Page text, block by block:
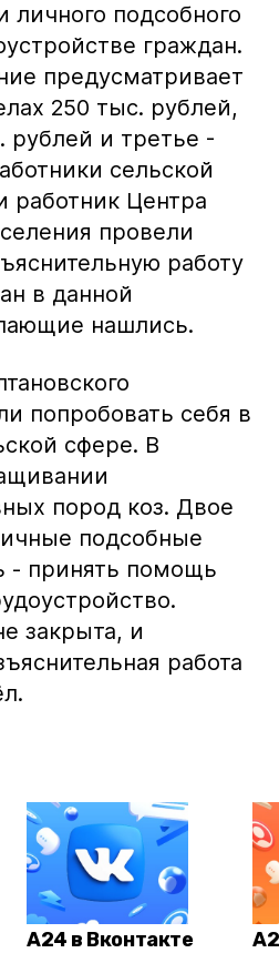
личного подсобного
граждан.
предусматривает
250 тыс. рублей,
рублей и третье -
сельской
работник Центра
провели
работу
в данной
нашлись.
попробовать себя в
сфере. В
пород коз. Двое
подсобные
- принять помощь
закрыта, и
работа
А24 в Вконтакте